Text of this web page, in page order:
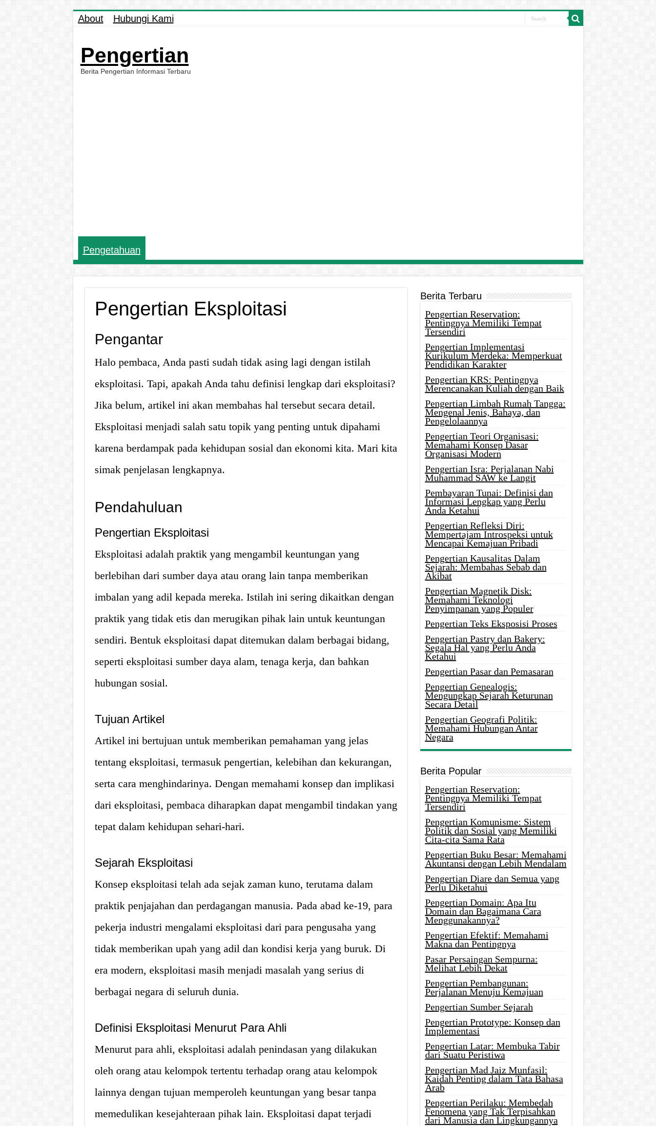
About Hubungi Kami
Pengertian
Berita Pengertian Informasi Terbaru
Pengetahuan
Pengertian Eksploitasi
Pengantar
Halo pembaca, Anda pasti sudah tidak asing lagi dengan istilah
eksploitasi. Tapi, apakah Anda tahu definisi lengkap dari eksploitasi?
Jika belum, artikel ini akan membahas hal tersebut secara detail.
Eksploitasi menjadi salah satu topik yang penting untuk dipahami
karena berdampak pada kehidupan sosial dan ekonomi kita. Mari kita
simak penjelasan lengkapnya.
Pendahuluan
Pengertian Eksploitasi
Eksploitasi adalah praktik yang mengambil keuntungan yang
berlebihan dari sumber daya atau orang lain tanpa memberikan
imbalan yang adil kepada mereka. Istilah ini sering dikaitkan dengan
praktik yang tidak etis dan merugikan pihak lain untuk keuntungan
sendiri. Bentuk eksploitasi dapat ditemukan dalam berbagai bidang,
seperti eksploitasi sumber daya alam, tenaga kerja, dan bahkan
hubungan sosial.
Tujuan Artikel
Artikel ini bertujuan untuk memberikan pemahaman yang jelas
tentang eksploitasi, termasuk pengertian, kelebihan dan kekurangan,
serta cara menghindarinya. Dengan memahami konsep dan implikasi
dari eksploitasi, pembaca diharapkan dapat mengambil tindakan yang
tepat dalam kehidupan sehari-hari.
Sejarah Eksploitasi
Konsep eksploitasi telah ada sejak zaman kuno, terutama dalam
praktik penjajahan dan perdagangan manusia. Pada abad ke-19, para
pekerja industri mengalami eksploitasi dari para pengusaha yang
tidak memberikan upah yang adil dan kondisi kerja yang buruk. Di
era modern, eksploitasi masih menjadi masalah yang serius di
berbagai negara di seluruh dunia.
Definisi Eksploitasi Menurut Para Ahli
Menurut para ahli, eksploitasi adalah penindasan yang dilakukan
oleh orang atau kelompok tertentu terhadap orang atau kelompok
lainnya dengan tujuan memperoleh keuntungan yang besar tanpa
memedulikan kesejahteraan pihak lain. Eksploitasi dapat terjadi
Berita Terbaru
Pengertian Reservation:
Pentingnya Memiliki Tempat
Tersendiri
Pengertian Implementasi
Kurikulum Merdeka: Memperkuat
Pendidikan Karakter
Pengertian KRS: Pentingnya
Merencanakan Kuliah dengan Baik
Pengertian Limbah Rumah Tangga:
Mengenal Jenis, Bahaya, dan
Pengelolaannya
Pengertian Teori Organisasi:
Memahami Konsep Dasar
Organisasi Modern
Pengertian Isra: Perjalanan Nabi
Muhammad SAW ke Langit
Pembayaran Tunai: Definisi dan
Informasi Lengkap yang Perlu
Anda Ketahui
Pengertian Refleksi Diri:
Mempertajam Introspeksi untuk
Mencapai Kemajuan Pribadi
Pengertian Kausalitas Dalam
Sejarah: Membahas Sebab dan
Akibat
Pengertian Magnetik Disk:
Memahami Teknologi
Penyimpanan yang Populer
Pengertian Teks Eksposisi Proses
Pengertian Pastry dan Bakery:
Segala Hal yang Perlu Anda
Ketahui
Pengertian Pasar dan Pemasaran
Pengertian Genealogis:
Mengungkap Sejarah Keturunan
Secara Detail
Pengertian Geografi Politik:
Memahami Hubungan Antar
Negara
Berita Popular
Pengertian Reservation:
Pentingnya Memiliki Tempat
Tersendiri
Pengertian Komunisme: Sistem
Politik dan Sosial yang Memiliki
Cita-cita Sama Rata
Pengertian Buku Besar: Memahami
Akuntansi dengan Lebih Mendalam
Pengertian Diare dan Semua yang
Perlu Diketahui
Pengertian Domain: Apa Itu
Domain dan Bagaimana Cara
Menggunakannya?
Pengertian Efektif: Memahami
Makna dan Pentingnya
Pasar Persaingan Sempurna:
Melihat Lebih Dekat
Pengertian Pembangunan:
Perjalanan Menuju Kemajuan
Pengertian Sumber Sejarah
Pengertian Prototype: Konsep dan
Implementasi
Pengertian Latar: Membuka Tabir
dari Suatu Peristiwa
Pengertian Mad Jaiz Munfasil:
Kaidah Penting dalam Tata Bahasa
Arab
Pengertian Perilaku: Membedah
Fenomena yang Tak Terpisahkan
dari Manusia dan Lingkungannya